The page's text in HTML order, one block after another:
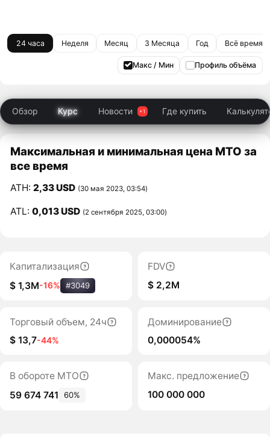
24 часа Неделя Месяц 3 Месяца Год Всё время
Макс / Мин Профиль объёма
Обзор Курс Новости Где купить
Максимальная и минимальная цена MTO за
все время
ATH:2,33 USD (30 мая 2023, 03:54)
ATL:0,013 USD (2 сентября 2025, 03:00)
Капитализация
$ 1,3M-16% #3049
FDV
$ 2,2M
Торговый объем, 24ч
$ 13,7-44%
Доминирование
0,000054%
В обороте MTO
59 674 741
60%
Макс. предложение
100 000 000